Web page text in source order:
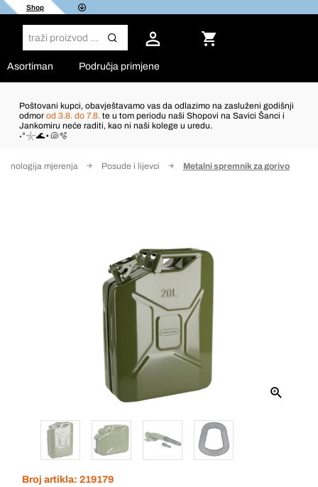
Shop
Asortiman Područja primjene
Poštovani kupci, obavještavamo vas da odlazimo na zasluženi godišnji
odmor od 3.8. do 7.8. te u tom periodu naši Shopovi na Savici Šanci i
Jankomiru neće raditi, kao ni naši kolege u uredu.
˖°𓇼🌊⋆🐚🫧
mjerenja Posude i lijevci Metalni spremnik za gorivo
Broj artikla: 219179